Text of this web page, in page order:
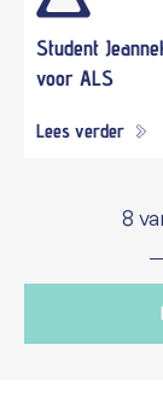
Student
voor ALS
Lees verder
8